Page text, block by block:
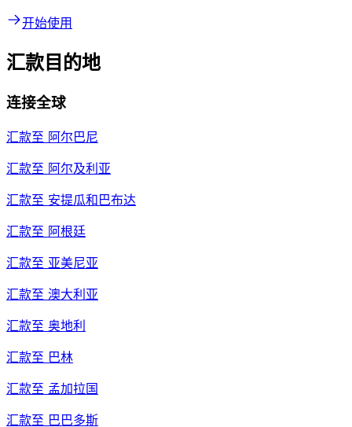
开始使用
汇款目的地
连接全球
汇款至 阿尔巴尼
汇款至 阿尔及利亚
汇款至 安提瓜和巴布达
汇款至 阿根廷
汇款至 亚美尼亚
汇款至 澳大利亚
汇款至 奥地利
汇款至 巴林
汇款至 孟加拉国
汇款至 巴巴多斯